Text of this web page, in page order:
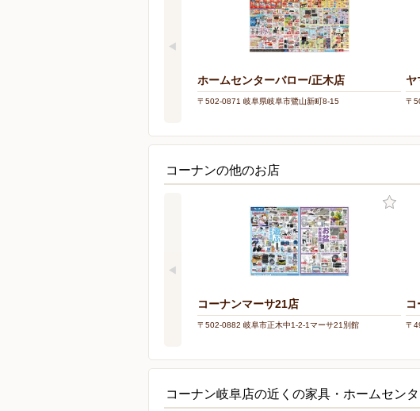
ホームセンターバロー/正木店
〒502-0871 岐阜県岐阜市鷺山新町8-15
ヤ
〒
コーナンの他のお店
コーナンマーサ21店
〒502-0882 岐阜市正木中1-2-1マーサ21別館 〒
コーナン岐阜店の近くの家具・ホームセン